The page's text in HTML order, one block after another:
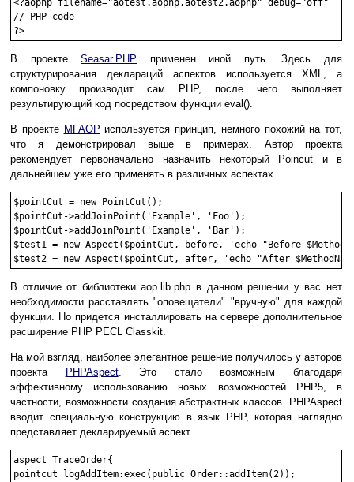
<?aophp filename="aotest.aophp,aotest2.aophp" debug="off"
// PHP code
В проектеSeasar.PHP применен иной путь. Здесь для
структурирования деклараций аспектов используется XML, а
компоновку производит сам PHP, после чего выполняет
результирующий код посредством функции eval().
В проекте MFAOP используется принцип, немного похожий на тот,
что я демонстрировал выше в примерах. Автор проекта
рекомендует первоначально назначить некоторый Poincut и в
дальнейшем уже его применять в различных аспектах.
$pointCut = new PointCut();
$pointCut->addJoinPoint('Example', 'Foo');
$pointCut->addJoinPoint('Example', 'Bar');
$test1 = new Aspect($pointCut, before, 'echo "Before
В отличие от библиотеки aop.lib.php в данном решении у вас нет
необходимости расставлять "оповещатели" "вручную" для каждой
функции. Но придется инсталлировать на сервере дополнительное
расширение PHP PECL Classkit.
На мой взгляд, наиболее элегантное решение получилось у авторов
проекта
PHPAspect. Это стало возможным благодаря
эффективному использованию новых возможностей PHP5, в
частности, возможности создания абстрактных классов. PHPAspect
вводит специальную конструкцию в язык PHP, которая наглядно
представляет декларируемый аспект.
aspect TraceOrder{
pointcut logAddItem:exec(public Order::addItem(2));